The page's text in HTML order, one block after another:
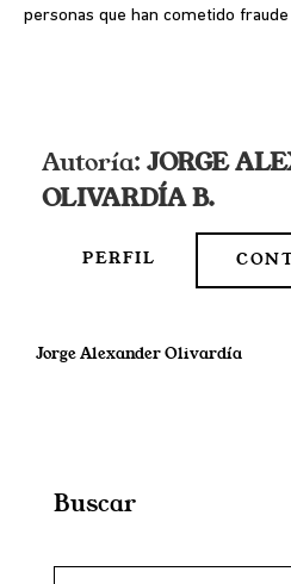
personas que han cometido
Autoría: JORGE
OLIVARDÍA B.
PERFIL
Jorge Alexander Olivardía
Buscar